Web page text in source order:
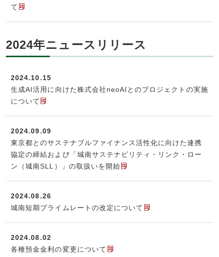
て
2024年ニュースリリース
2024.10.15
生成AI活用に向けた株式会社neoAIとのプロジェクトの実施
について
2024.09.09
東京都とのサステナブルファイナンス活性化に向けた連携
協定の締結および「城南サステナビリティ・リンク・ロー
ン（城南SLL）」の取扱いを開始
2024.08.26
城南短期プライムレートの改定について
2024.08.02
各種預金金利の変更について